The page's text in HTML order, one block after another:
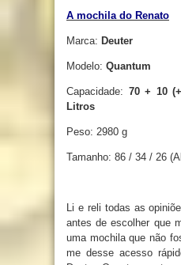
A mochila do Renato
Marca: Deuter
Modelo: Quantum
Capacidade: 70 + 10
Litros
Peso: 2980 g
Tamanho: 86 / 34 / 26
Li e reli todas as
antes de escolher que
uma mochila que não
me desse acesso